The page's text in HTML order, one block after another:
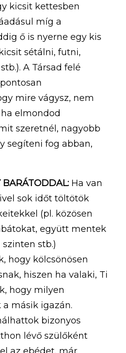
kicsit kettesben
míg a
ő is nyerne egy kis
sétálni, futni,
A Társad felé
mire vágysz, nem
elmondod
szeretnél, nagyobb
segíteni fog abban,
BARÁTODDAL: Ha van
sok időt töltötök
(pl. közösen
együtt mentek
stb.)
hogy kölcsönösen
hiszen ha valaki, Ti
hogy milyen
másik igazán.
bizonyos
lévő szülőként